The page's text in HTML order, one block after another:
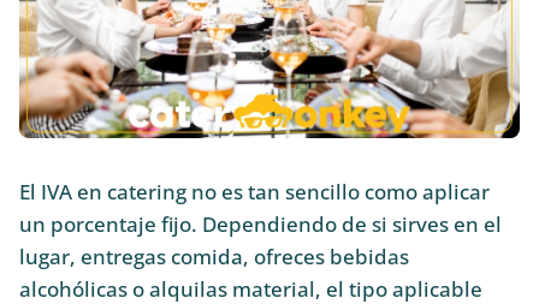
El IVA en catering no es tan sencillo como aplicar
un porcentaje fijo. Dependiendo de si sirves en el
lugar, entregas comida, ofreces bebidas
alcohólicas o alquilas material, el tipo aplicable